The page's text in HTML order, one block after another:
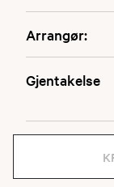
Arrangør:
Gjentakelse